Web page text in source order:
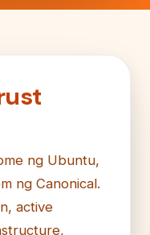
ng Ubuntu,
ng Canonical.
active